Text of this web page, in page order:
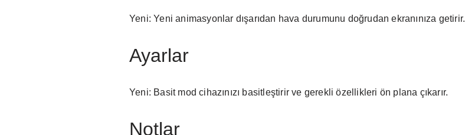
Yeni: Yeni animasyonlar dışarıdan hava durumunu doğrudan ekranınıza getirir.
Ayarlar
Yeni: Basit mod cihazınızı basitleştirir ve gerekli özellikleri ön plana çıkarır.
Notlar